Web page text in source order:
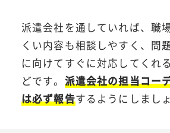
派遣会社を通していれば、職
くい内容も相談しやすく、問
に向けてすぐに対応してくれ
どです。 派遣会社の担当コー
は必ず報告するようにしましょ